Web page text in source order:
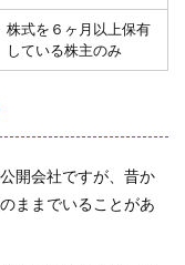
株式を６ヶ月以上保有
している株主のみ
開会社ですが、昔か
ままでいることがあ